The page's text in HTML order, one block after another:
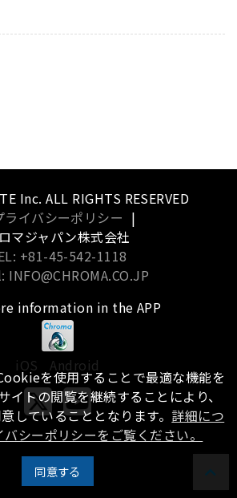
Inc. ALL RIGHTS RESERVED
ライバシーポリシー |
マジャパン株式会社
+81-45-542-1118
INFO@CHROMA.CO.JP
information in the APP
iOS Android
を使用することで最適な機能を
イトの閲覧を継続することにより、
していることとなります。 詳細につ
シーポリシーをご覧ください。
同意する